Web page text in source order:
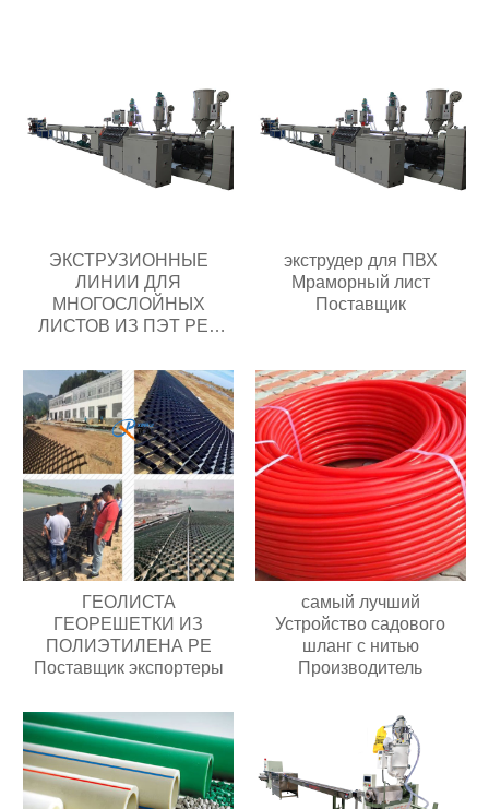
ЭКСТРУЗИОННЫЕ
ЛИНИИ ДЛЯ
МНОГОСЛОЙНЫХ
ЛИСТОВ ИЗ ПЭТ PET
экструдер для ПВХ
Мраморный лист
Поставщик
ГЕОЛИСТА
ГЕОРЕШЕТКИ ИЗ
ПОЛИЭТИЛЕНА PE
Поставщик экспортеры
самый лучший
Устройство садового
шланг с нитью
Производитель